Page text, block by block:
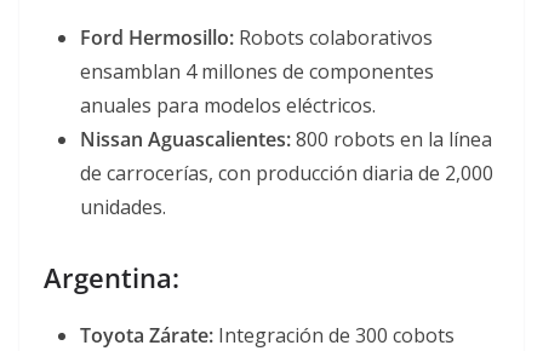
Ford Hermosillo: Robots colaborativos
ensamblan 4 millones de componentes
anuales para modelos eléctricos.
Nissan Aguascalientes:800 robots en la línea
de carrocerías, con producción diaria de 2,000
unidades.
Argentina:
Toyota Zárate: Integración de 300 cobots